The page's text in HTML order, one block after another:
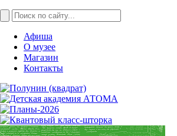
Афиша
О музее
Магазин
Контакты